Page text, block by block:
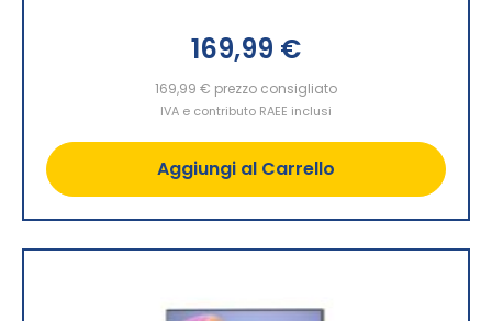
169,99 €
169,99 € prezzo consigliato
IVA e contributo RAEE inclusi
Aggiungi al Carrello